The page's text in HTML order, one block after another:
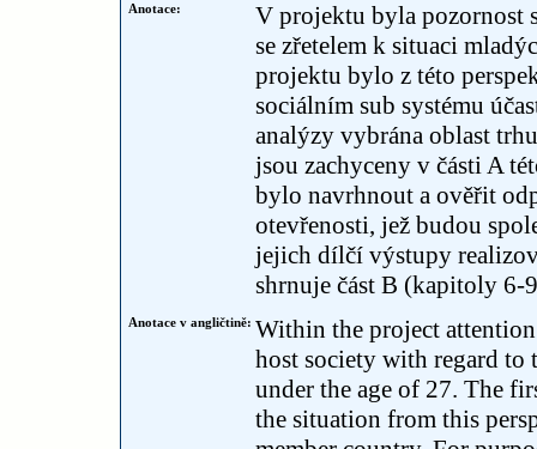
Anotace:
V projektu byla pozornost
se zřetelem k situaci
projektu bylo z této
sociálním sub systému
analýzy vybrána oblast
jsou zachyceny v části A
bylo navrhnout a ověřit
otevřenosti, jež budou
jejich dílčí výstupy
shrnuje část B (kapitoly 6-
Anotace v angličtině: Within the project
host society with regard
under the age of 27. The
the situation from this